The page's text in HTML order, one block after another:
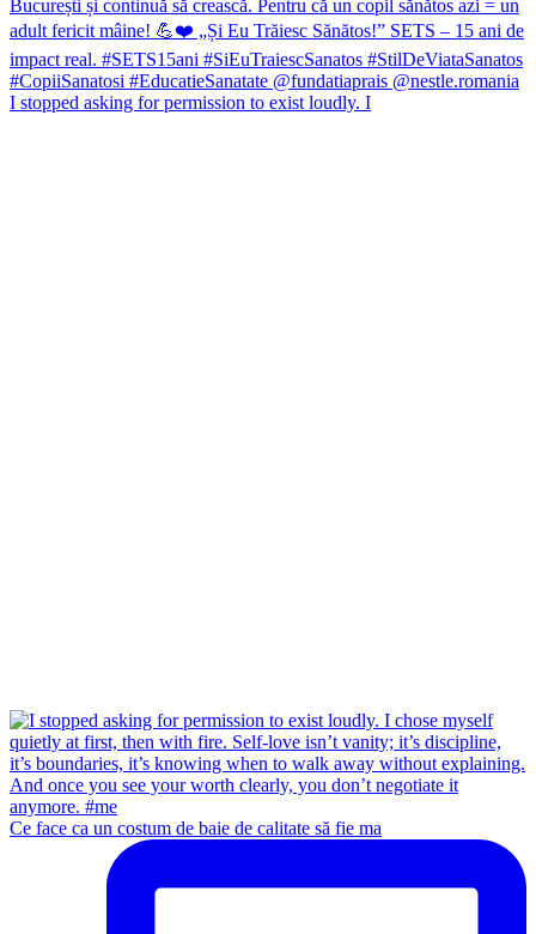
I stopped asking for permission to exist loudly. I
Ce face ca un costum de baie de calitate să fie ma